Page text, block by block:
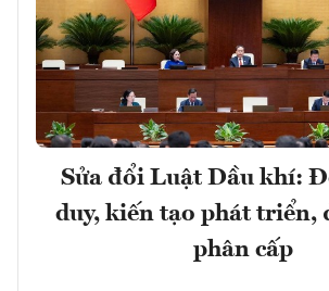
Sửa đổi Luật Dầu khí:
duy, kiến tạo phát triển,
phân cấp